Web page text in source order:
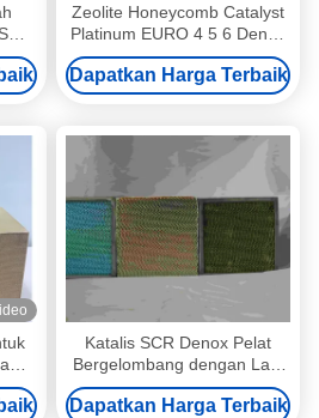
Zeolite Honeycomb Catalyst
Platinum EURO 4 5 6 Denox
DOC SCR POC ASC
Dapatkan Harga Terbaik
V)
Katalis SCR Denox Pelat
Bergelombang dengan Laju
Pembukaan Tinggi dan Jatuh
Tekanan Rendah dengan
Dapatkan Harga Terbaik